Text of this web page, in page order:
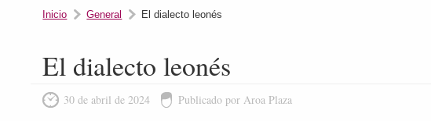
Inicio General El dialecto leonés
El dialecto leonés
30 de abril de 2024 Publicado por Aroa Plaza